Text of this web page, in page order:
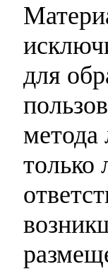
для
метода
только